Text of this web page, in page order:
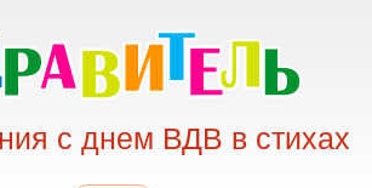
с днем ВДВ в стихах